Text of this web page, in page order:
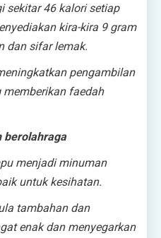
sekitar 46 kalori setiap
kira-kira 9 gram
dan sifar lemak.
pengambilan
faedah
berolahraga
menjadi minuman
untuk kesihatan.
tambahan dan
enak dan menyegarkan